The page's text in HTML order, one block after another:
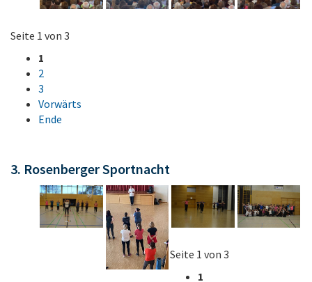
Seite 1 von 3
1
2
3
Vorwärts
Ende
3. Rosenberger Sportnacht
Seite 1 von 3
1